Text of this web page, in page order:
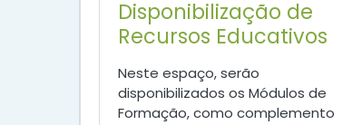
Disponibilização de
Recursos Educativos
Neste espaço, serão
disponibilizados os Módulos de
Formação, como complemento